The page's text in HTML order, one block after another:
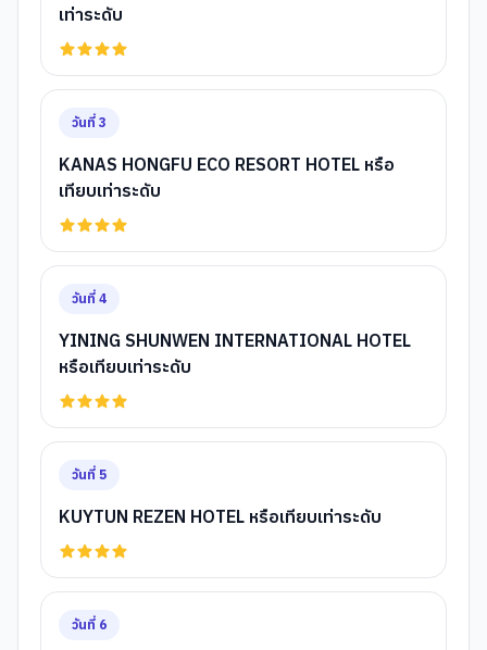
เท่าระดับ
วันที่ 3
KANAS HONGFU ECO RESORT HOTEL หรือ
เทียบเท่าระดับ
วันที่ 4
YINING SHUNWEN INTERNATIONAL HOTEL
หรือเทียบเท่าระดับ
วันที่ 5
KUYTUN REZEN HOTEL หรือเทียบเท่าระดับ
วันที่ 6